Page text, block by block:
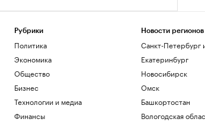
Рубрики
Политика
Экономика
Общество
Бизнес
Технологии и медиа
Финансы
Новости регионов
Санкт-Петербург
Екатеринбург
Новосибирск
Омск
Башкортостан
Вологодская